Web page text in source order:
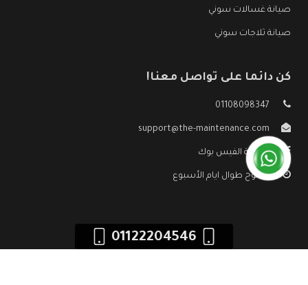
صيانة غسالات سوني
صيانة ثلاجات سوني
كن دائما على تواصل معنا!
01108098347
support@the-maintenance.com
صفحة الفيس بوك
مفتوح طوال ايام الأسبوع
01122204546